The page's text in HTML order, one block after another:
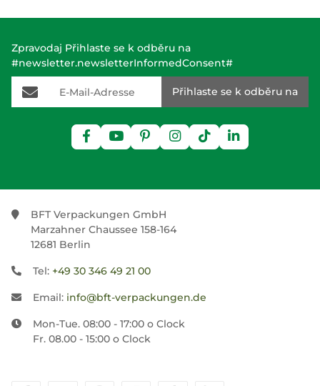
Zpravodaj Přihlaste se k odběru na
#newsletter.newsletterInformedConsent#
E-Mail-Adresse
Přihlaste se k odběru na
BFT Verpackungen GmbH
Marzahner Chaussee 158-164
12681 Berlin
Tel: +49 30 346 49 21 00
Email: info@bft-verpackungen.de
Mon-Tue. 08:00 - 17:00 o Clock
Fr. 08.00 - 15:00 o Clock